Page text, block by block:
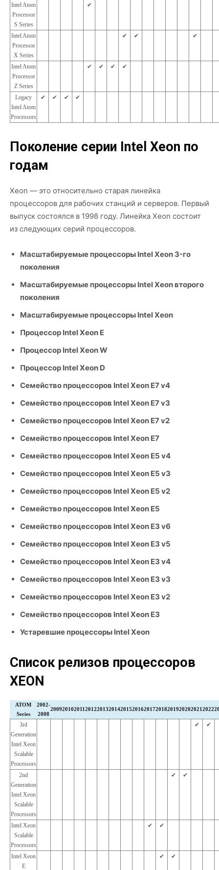
Intel Atom
Processor
S Series
✔︎
Intel Atom
Processor
X Series
✔︎ ✔︎ ✔︎
Intel Atom
Processor
Z Series
✔︎ ✔︎ ✔︎ ✔︎
Legacy
Intel Atom
Processors
✔︎ ✔︎ ✔︎ ✔︎
Поколение серии Intel Xeon по
годам
Xeon — это относительно старая линейка
процессоров для рабочих станций и серверов. Первый
выпуск состоялся в 1998 году. Линейка Xeon состоит
из следующих серий процессоров.
Масштабируемые процессоры Intel Xeon 3-го
поколения
Масштабируемые процессоры Intel Xeon второго
поколения
Масштабируемые процессоры Intel Xeon
Процессор Intel Xeon E
Процессор Intel Xeon W
Процессор Intel Xeon D
Семейство процессоров Intel Xeon E7 v4
Семейство процессоров Intel Xeon E7 v3
Семейство процессоров Intel Xeon E7 v2
Семейство процессоров Intel Xeon E7
Семейство процессоров Intel Xeon E5 v4
Семейство процессоров Intel Xeon E5 v3
Семейство процессоров Intel Xeon E5 v2
Семейство процессоров Intel Xeon E5
Семейство процессоров Intel Xeon E3 v6
Семейство процессоров Intel Xeon E3 v5
Семейство процессоров Intel Xeon E3 v4
Семейство процессоров Intel Xeon E3 v3
Семейство процессоров Intel Xeon E3 v2
Семейство процессоров Intel Xeon E3
Устаревшие процессоры Intel Xeon
Список релизов процессоров
XEON
ATOM
Series
2002-
2008
20092010201120122013201420152016201720182019202020212022
3rd
Generation
Intel Xeon
Scalable
Processors
✔︎ ✔︎
2nd
Generation
Intel Xeon
Scalable
Processors
✔︎ ✔︎
Intel Xeon
Scalable
Processors
✔︎ ✔︎
Intel Xeon
E
✔︎ ✔︎